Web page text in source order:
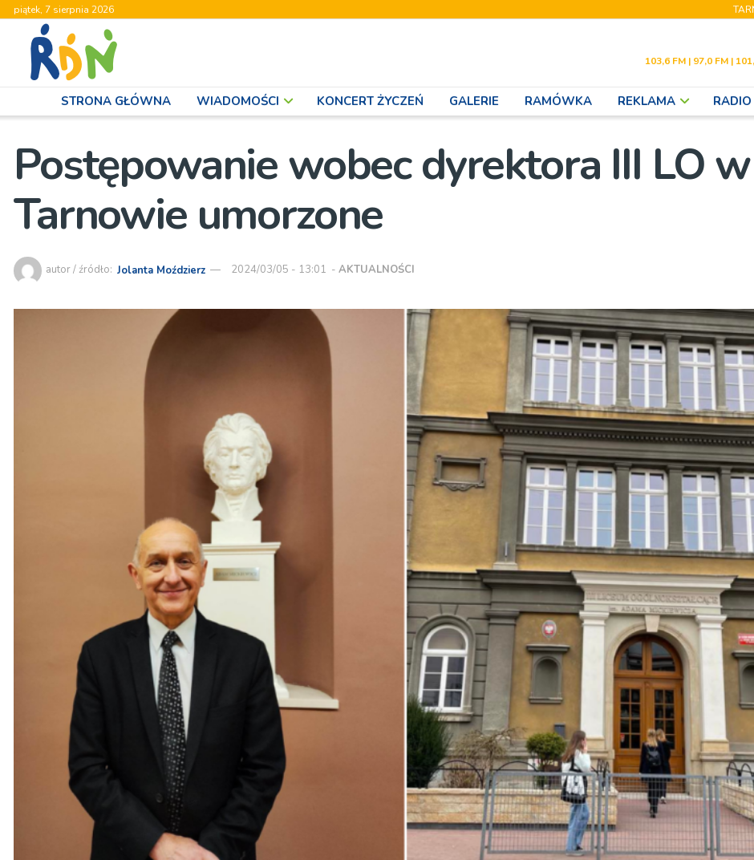
piątek, 7 sierpnia 2026
103,6 FM | 97,0 FM |
STRONA GŁÓWNA WIADOMOŚCI KONCERT ŻYCZEŃ GALERIE RAMÓWKA REKLAMA RADIO
Postępowanie wobec dyrektora III LO w
Tarnowie umorzone
autor / źródło: Jolanta Moździerz 2024/03/05 - 13:01 - AKTUALNOŚCI